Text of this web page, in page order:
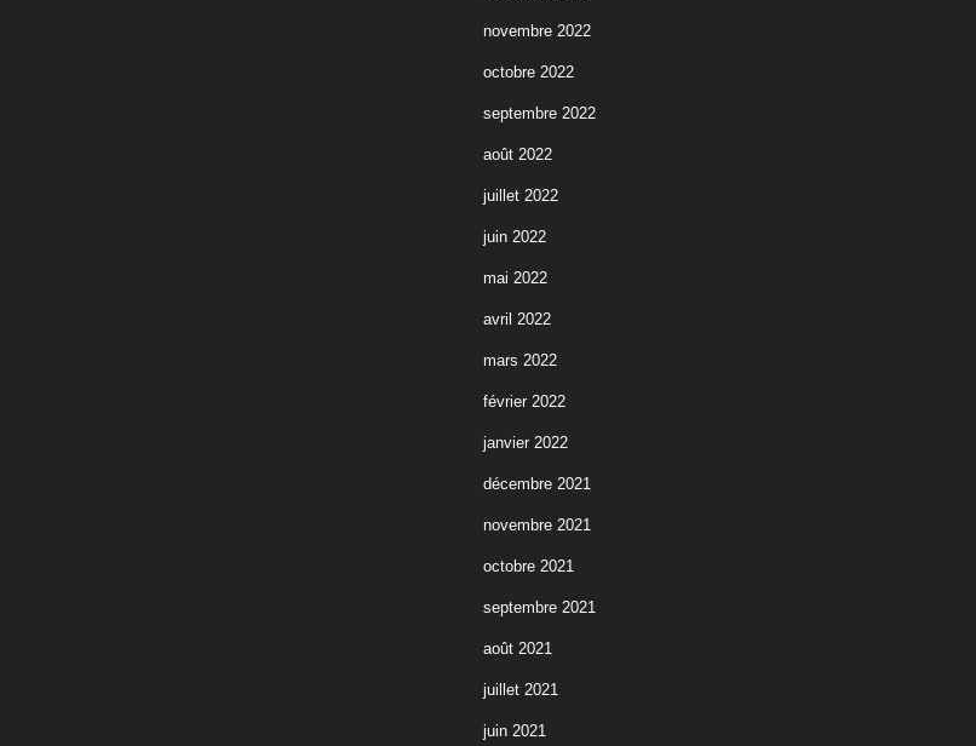
novembre 2022
octobre 2022
septembre 2022
août 2022
juillet 2022
juin 2022
mai 2022
avril 2022
mars 2022
février 2022
janvier 2022
décembre 2021
novembre 2021
octobre 2021
septembre 2021
août 2021
juillet 2021
juin 2021